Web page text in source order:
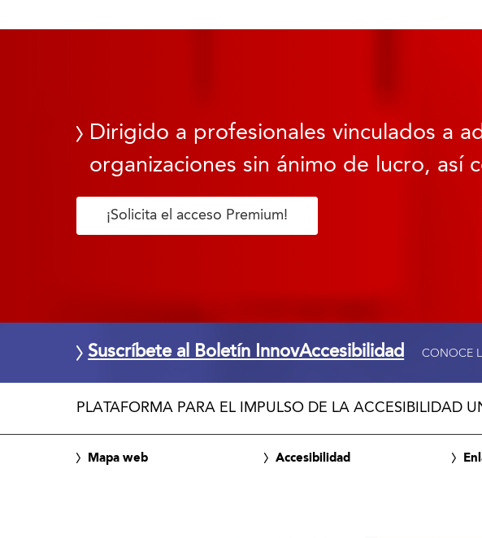
Dirigido a profesionales vinculados a
organizaciones sin ánimo de lucro, así
¡Solicita el acceso Premium!
Suscríbete al Boletín InnovAccesibilidad CONOCE
PLATAFORMA PARA EL IMPULSO DE LA ACCESIBILIDAD
Mapa web Accesibilidad